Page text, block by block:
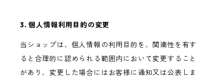
3. 個人情報利用目的の変更
当ショップは、個人情報の利用目的を、関連性を有す
ると合理的に認められる範囲内において変更すること
があり、変更した場合にはお客様に通知又は公表しま